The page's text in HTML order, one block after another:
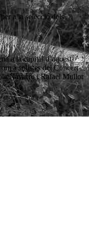
a la selecció dels
a la capital d’aquest
a solistes del Concert
Navarro i Rafael Mullor